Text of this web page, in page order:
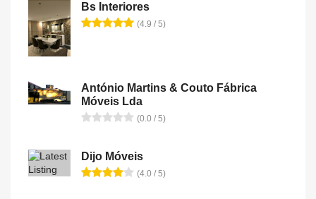
Bs Interiores
(4.9 / 5)
António Martins & Couto Fábrica
Móveis Lda
(0.0 / 5)
Dijo Móveis
(4.0 / 5)